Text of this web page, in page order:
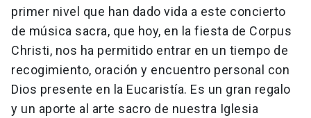
primer nivel que han dado vida a este concierto
de música sacra, que hoy, en la fiesta de Corpus
Christi, nos ha permitido entrar en un tiempo de
recogimiento, oración y encuentro personal con
Dios presente en la Eucaristía. Es un gran regalo
y un aporte al arte sacro de nuestra Iglesia